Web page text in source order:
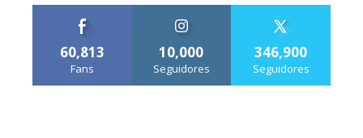
60,813
Fans
10,000
Seguidores
346,900
Seguidores